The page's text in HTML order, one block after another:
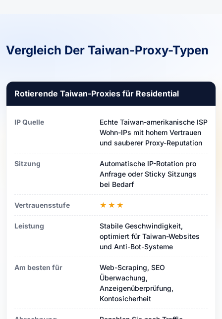
Vergleich Der Taiwan-Proxy-Typen
Rotierende Taiwan-Proxies für Residential
IP Quelle
Echte Taiwan-amerikanische ISP
Wohn-IPs mit hohem Vertrauen
und sauberer Proxy-Reputation
Sitzung
Automatische IP-Rotation pro
Anfrage oder Sticky Sitzungs
bei Bedarf
Vertrauensstufe ★★★
Leistung
Stabile Geschwindigkeit,
optimiert für Taiwan-Websites
und Anti-Bot-Systeme
Am besten für
Web-Scraping, SEO
Überwachung,
Anzeigenüberprüfung,
Kontosicherheit